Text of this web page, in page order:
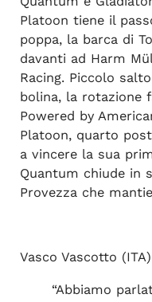
Platoon tiene il
poppa, la barca di
davanti ad Harm
Racing. Piccolo
bolina, la rotazione
Powered by
Platoon, quarto
a vincere la sua
Quantum chiude in
Provezza che
Vasco Vascotto
“Abbiamo